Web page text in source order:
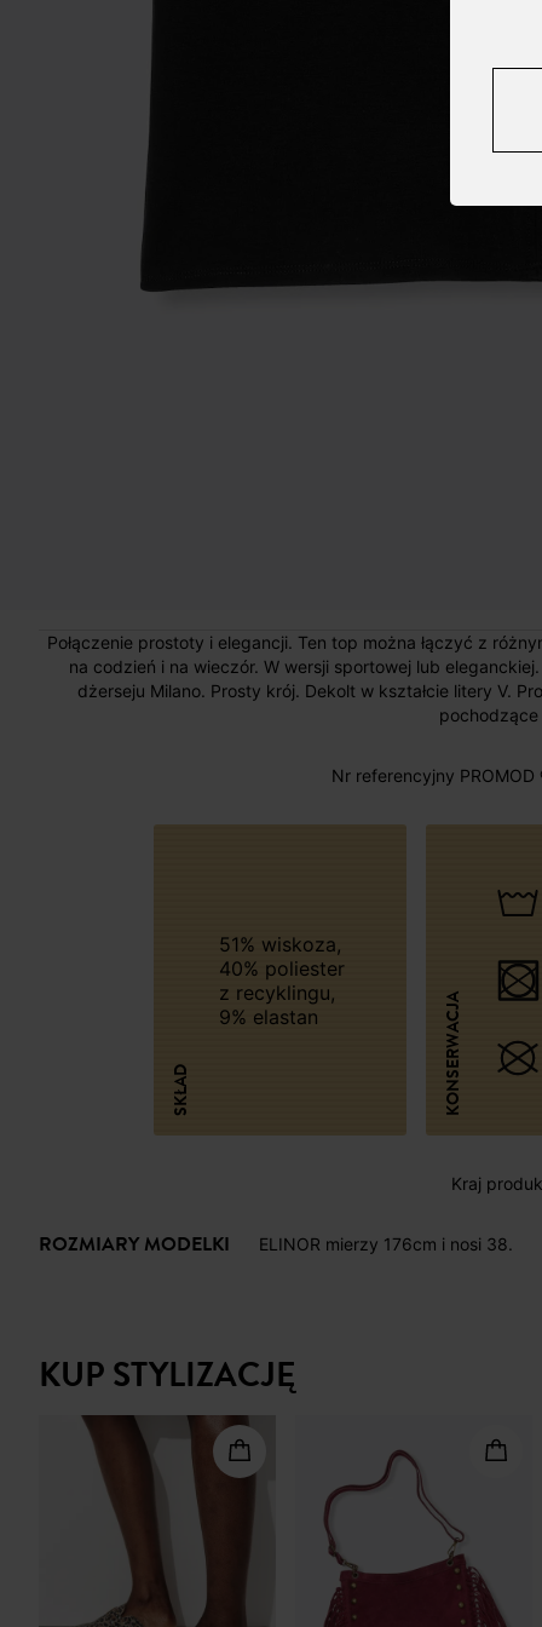
Połączenie prostoty i elegancji. Ten top można łączyć z
na codzień i na wieczór. W wersji sportowej lub
dżerseju Milano. Prosty krój. Dekolt w kształcie litery V.
Nr referencyjny
SKŁAD
51% wiskoza,
40% poliester
z recyklingu,
9% elastan
KONSERWACJA
Kraj
ROZMIARY MODELKI ELINOR mierzy 176cm i nosi 38.
KUP STYLIZACJĘ